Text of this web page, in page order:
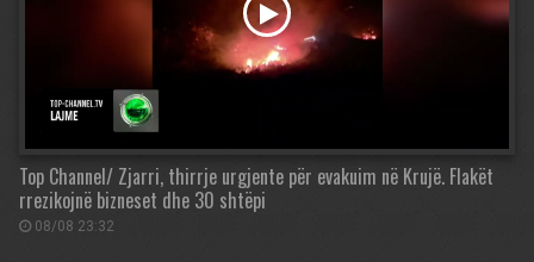
Top Channel/ Zjarri, thirrje urgjente për evakuim në Krujë. Flakët
rrezikojnë bizneset dhe 30 shtëpi
08/08 23:32